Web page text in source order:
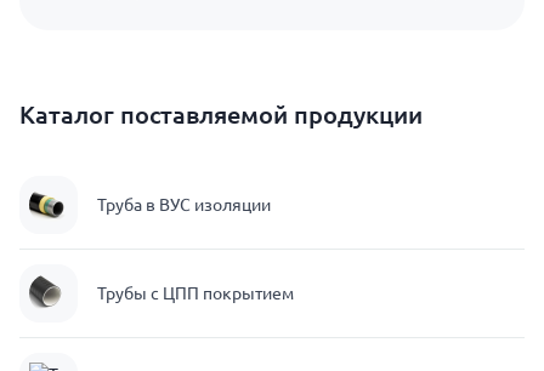
Каталог поставляемой продукции
Труба в ВУС изоляции
Трубы с ЦПП покрытием